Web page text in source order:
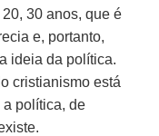
30 anos, que é
e, portanto,
ideia da política.
cristianismo está
política, de